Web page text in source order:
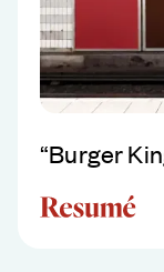
“Burger